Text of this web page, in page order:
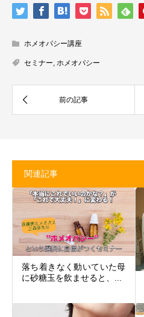
ホメオパシー講座
セミナー, ホメオパシー
関連記事
落ち着きなく動いていた母
に砂糖玉を飲ませると、...